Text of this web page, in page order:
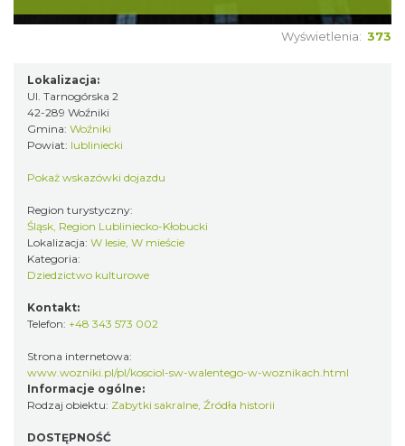
Wyświetlenia: 373
Lokalizacja:
Ul. Tarnogórska 2
42-289 Woźniki
Gmina: Woźniki
Powiat: lubliniecki
Pokaż wskazówki dojazdu
Region turystyczny:
Śląsk, Region Lubliniecko-Kłobucki
Lokalizacja: W lesie, W mieście
Kategoria:
Dziedzictwo kulturowe
Kontakt:
Telefon: +48 343 573 002
Strona internetowa:
www.wozniki.pl/pl/kosciol-sw-walentego-w-woznikach.html
Informacje ogólne:
Rodzaj obiektu: Zabytki sakralne, Źródła historii
DOSTĘPNOŚĆ